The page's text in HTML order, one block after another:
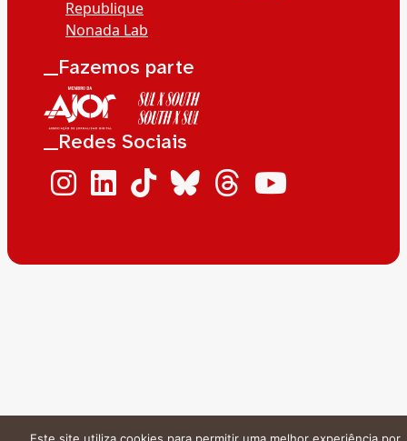
Republique
Nonada Lab
__Fazemos parte
__Redes Sociais